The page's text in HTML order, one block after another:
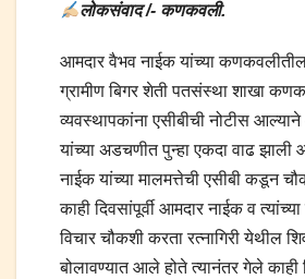
लोकसंवाद /- कणकवली.
आमदार वैभव नाईक यांच्या
ग्रामीण बिगर शेती पतसंस्था शाखा
व्यवस्थापकांना एसीबीची नोटीस
यांच्या अडचणीत पुन्हा एकदा वाढ
नाईक यांच्या मालमत्तेची एसीबी कडून
काही दिवसांपूर्वी आमदार नाईक व
विचार चौकशी करता रत्नागिरी येथील
बोलावण्यात आले होते त्यानंतर गेले काही